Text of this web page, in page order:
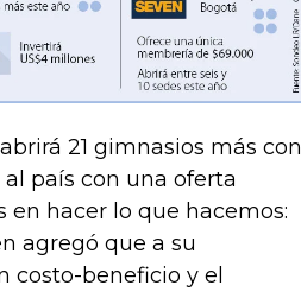
21 gimnasios más con
país con una oferta
en hacer lo que hacemos:
agregó que a su
costo-beneficio y el